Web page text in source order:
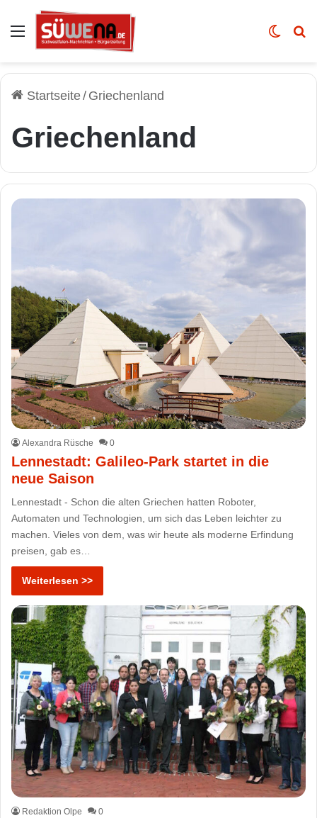
Auswahl Skin
Startseite/ Griechenland
Griechenland
Alexandra Rüsche 0
Lennestadt: Galileo-Park startet in die
neue Saison
Lennestadt - Schon die alten Griechen hatten Roboter,
Automaten und Technologien, um sich das Leben leichter zu
machen. Vieles von dem, was wir heute als moderne Erfindung
preisen, gab es…
Weiterlesen >>
Redaktion Olpe 0